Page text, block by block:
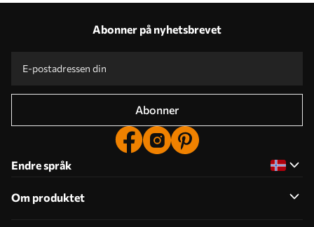
Abonner på nyhetsbrevet
Abonner
Endre språk
Om produktet